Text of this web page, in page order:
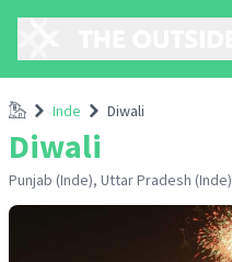
Accueil
Inde Diwali
Diwali
Punjab (Inde), Uttar Pradesh (Inde)